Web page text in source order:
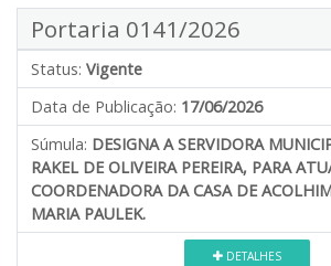
Portaria 0141/2026
Status: Vigente
Data de Publicação: 17/06/2026
Súmula: DESIGNA A SERVIDORA
RAKEL DE OLIVEIRA PEREIRA, PARA
COORDENADORA DA CASA DE
MARIA PAULEK.
DETALHES